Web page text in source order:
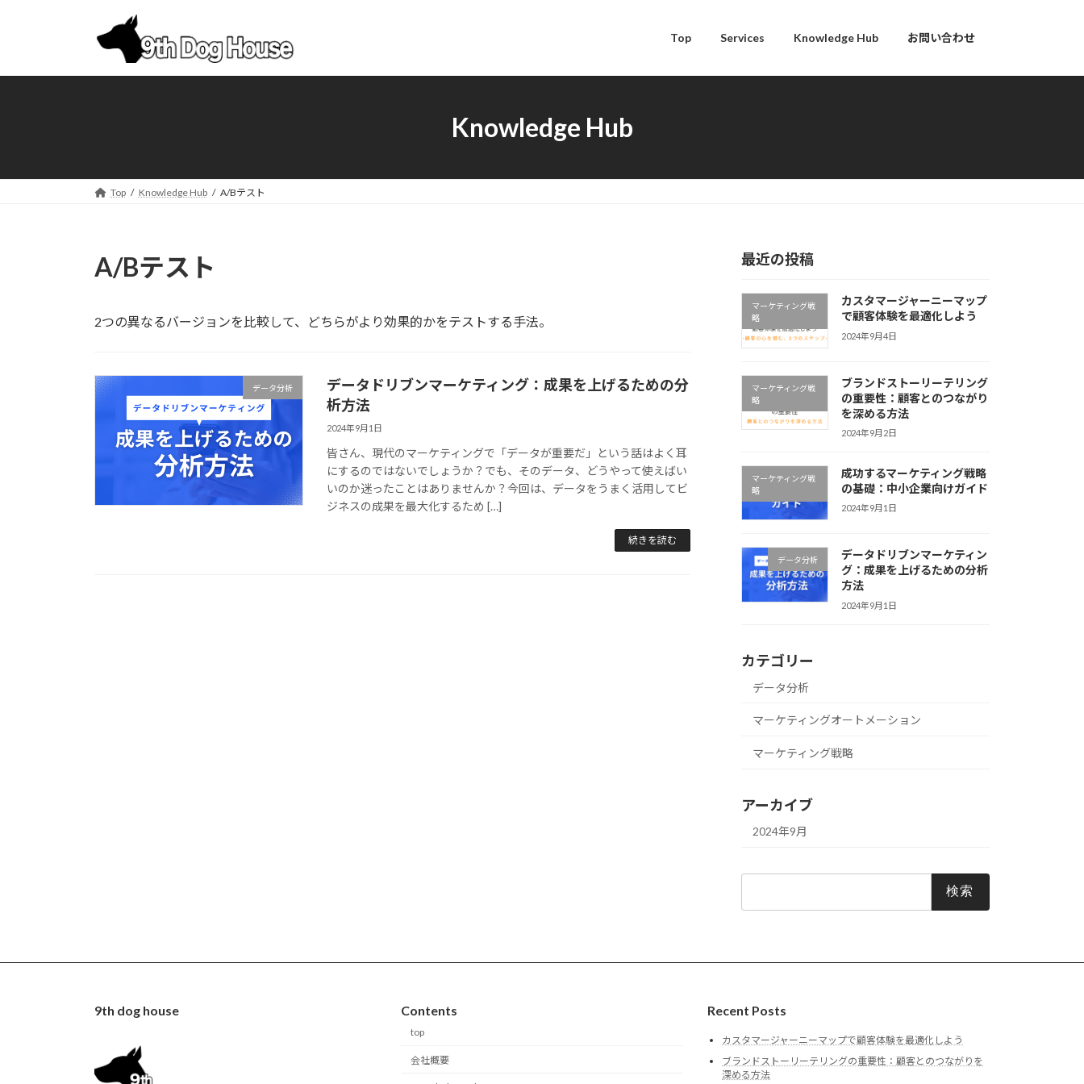
プ
動
Top Services Knowledge Hub お問い合わせ
Knowledge Hub
Top Knowledge Hub A/Bテスト
A/Bテスト
2つの異なるバージョンを比較して、どちらがより効果的かをテストする手法。
データ分析
データドリブンマーケティング：成果を上げるための分
析方法
2024年9月1日
皆さん、現代のマーケティングで「データが重要だ」という話はよく耳
にするのではないでしょうか？でも、そのデータ、どうやって使えばい
いのか迷ったことはありませんか？今回は、データをうまく活用してビ
ジネスの成果を最大化するため […]
続きを読む
最近の投稿
マーケティング戦
略
カスタマージャーニーマップ
で顧客体験を最適化しよう
2024年9月4日
マーケティング戦
略
ブランドストーリーテリング
の重要性：顧客とのつながり
を深める方法
2024年9月2日
マーケティング戦
略
成功するマーケティング戦略
の基礎：中小企業向けガイド
2024年9月1日
データ分析
データドリブンマーケティン
グ：成果を上げるための分析
方法
2024年9月1日
カテゴリー
データ分析
マーケティングオートメーション
マーケティング戦略
アーカイブ
2024年9月
9th dog house Contents
top
会社概要
Recent Posts
カスタマージャーニーマップで顧客体験を最適化しよう
ブランドストーリーテリングの重要性：顧客とのつながりを
深める方法